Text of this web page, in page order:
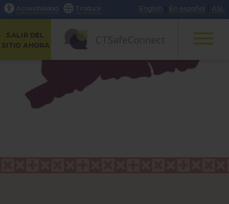
Accesibilidad Traducir English | En español | ASL
SALIR DEL
SITIO AHORA